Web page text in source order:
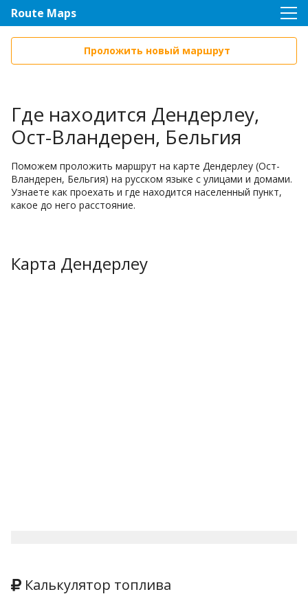
Route Maps
Проложить новый маршрут
Где находится Дендерлеу,
Ост-Вландерен, Бельгия
Поможем проложить маршрут на карте Дендерлеу (Ост-
Вландерен, Бельгия) на русском языке с улицами и домами.
Узнаете как проехать и где находится населенный пункт,
какое до него расстояние.
Карта Дендерлеу
Калькулятор топлива